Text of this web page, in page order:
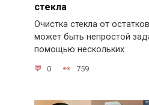
стекла
Очистка стекла от
может быть непростой
помощью нескольких
0 759